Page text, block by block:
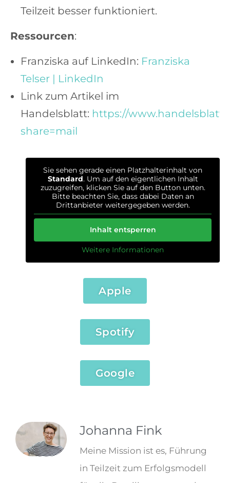
Teilzeit besser funktioniert.
Ressourcen:
Franziska auf LinkedIn: Franziska
Telser | LinkedIn
Link zum Artikel im
Handelsblatt: https://
share=mail
Sie sehen gerade einen Platzhalterinhalt von
Standard. Um auf den eigentlichen Inhalt
zuzugreifen, klicken Sie auf den Button unten.
Bitte beachten Sie, dass dabei Daten an
Drittanbieter weitergegeben werden.
Inhalt entsperren
Weitere Informationen
Apple
Spotify
Google
Johanna Fink
Meine Mission ist es, Führung
in Teilzeit zum Erfolgsmodell